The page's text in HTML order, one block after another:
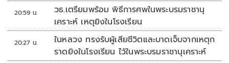
20:59 น.
วธ.เตรียมพร้อม พิธีการศพในพระบรมราชานุ
เคราะห์ เหตุยิงในโรงเรียน
20:27 น.
ในหลวง ทรงรับผู้เสียชีวิตและบาดเจ็บจากเหตุก
ราดยิงในโรงเรียน ไว้ในพระบรมราชานุเคราะห์